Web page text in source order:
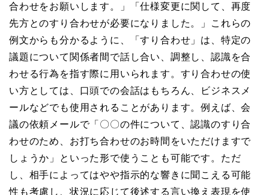
合わせをお願いします。」「仕様変更に関して、再度
先方とのすり合わせが必要になりました。」これらの
例文からも分かるように、「すり合わせ」は、特定の
議題について関係者間で話し合い、調整し、認識を合
わせる行為を指す際に用いられます。すり合わせの使
い方としては、口頭での会話はもちろん、ビジネスメ
ールなどでも使用されることがあります。例えば、会
議の依頼メールで「〇〇の件について、認識のすり合
わせのため、お打ち合わせのお時間をいただけますで
しょうか」といった形で使うことも可能です。ただ
し、相手によってはやや指示的な響きに聞こえる可能
性も考慮し、状況に応じて後述する言い換え表現を使